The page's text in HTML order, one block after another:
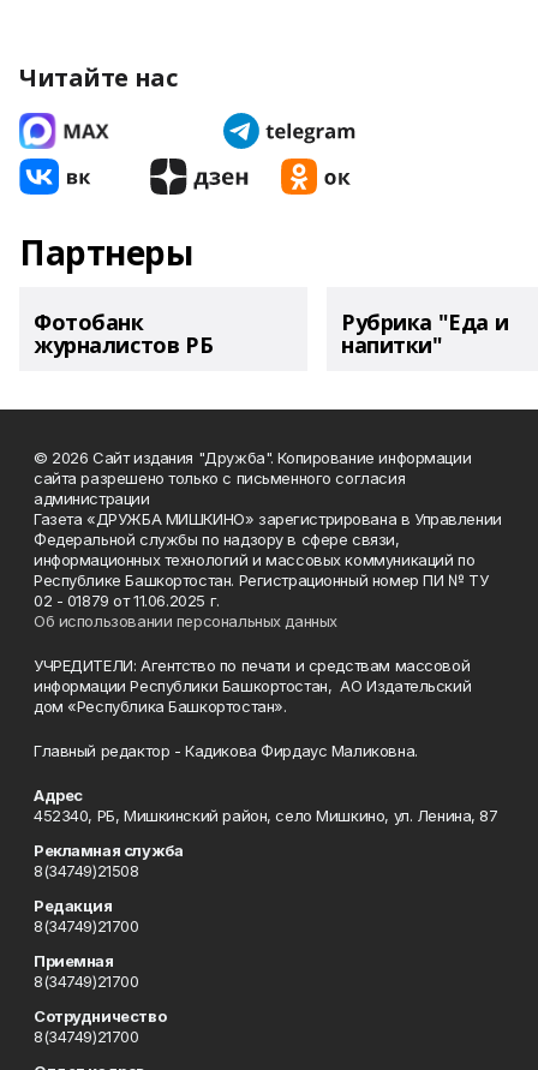
Читайте нас
Партнеры
Фотобанк
журналистов РБ
Рубрика "Еда и
напитки"
© 2026 Сайт издания "Дружба". Копирование информации
сайта разрешено только с письменного согласия
администрации
Газета «ДРУЖБА МИШКИНО» зарегистрирована в Управлении
Федеральной службы по надзору в сфере связи,
информационных технологий и массовых коммуникаций по
Республике Башкортостан. Регистрационный номер ПИ № ТУ
02 - 01879 от 11.06.2025 г.
Об использовании персональных данных
УЧРЕДИТЕЛИ: Агентство по печати и средствам массовой
информации Республики Башкортостан, АО Издательский
дом «Республика Башкортостан».
Главный редактор - Кадикова Фирдаус Маликовна.
Адрес
452340, РБ, Мишкинский район, село Мишкино, ул. Ленина, 87
Рекламная служба
8(34749)21508
Редакция
8(34749)21700
Приемная
8(34749)21700
Сотрудничество
8(34749)21700